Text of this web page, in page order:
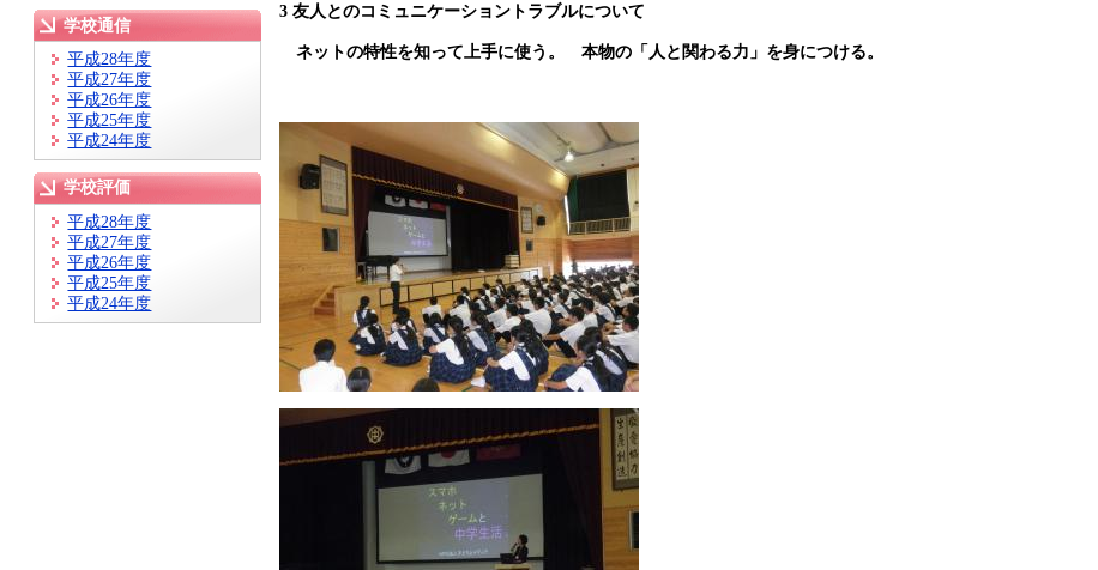
学校通信
平成28年度
平成27年度
平成26年度
平成25年度
平成24年度
学校評価
平成28年度
平成27年度
平成26年度
平成25年度
平成24年度
3 友人とのコミュニケーショントラブルについて
ネットの特性を知って上手に使う。 本物の「人と関わる力」を身につける。